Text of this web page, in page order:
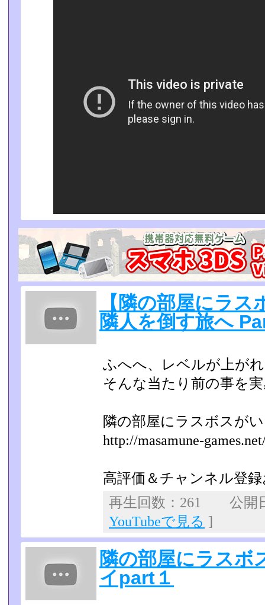
【隣の部屋にラ
隣人を倒す旅へ
ふへへ、レベルが上が
そんな当たり前の事を
隣の部屋にラスボスが
http://masamune-
高評価＆チャンネル登
再生回数：261 公開
YouTubeで見る ]
隣の部屋にラスボ
イpart１